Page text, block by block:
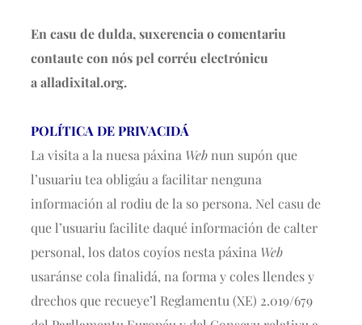
En casu de dulda, suxerencia o comentariu
contaute con nós pel corréu electrónicu
a alladixital.org.
POLÍTICA DE PRIVACIDÁ
La visita a la nuesa páxina Web nun supón que
l’usuariu tea obligáu a facilitar nenguna
información al rodiu de la so persona. Nel casu de
que l’usuariu facilite daqué información de calter
personal, los datos coyíos nesta páxina Web
usaránse cola finalidá, na forma y coles llendes y
drechos que recueye’l Reglamentu (XE) 2.019/679